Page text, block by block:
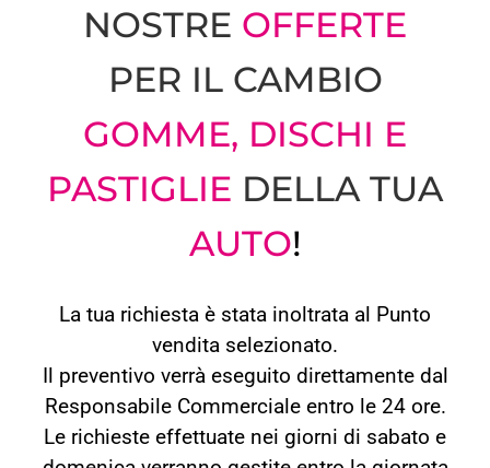
NOSTRE OFFERTE
PER IL CAMBIO
GOMME, DISCHI E
PASTIGLIE DELLA TUA
AUTO!
La tua richiesta è stata inoltrata al Punto
vendita selezionato.
Il preventivo verrà eseguito direttamente dal
Responsabile Commerciale entro le 24 ore.
Le richieste effettuate nei giorni di sabato e